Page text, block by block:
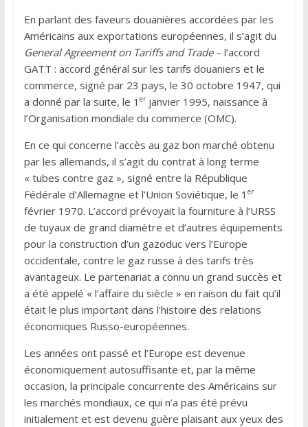
En parlant des faveurs douanières accordées par les
Américains aux exportations européennes, il s’agit du
General Agreement on Tariffs and Trade– l’accord
GATT : accord général sur les tarifs douaniers et le
commerce, signé par 23 pays, le 30 octobre 1947, qui
a donné par la suite, le 1 erjanvier 1995, naissance à
l’Organisation mondiale du commerce (OMC).
En ce qui concerne l’accès au gaz bon marché obtenu
par les allemands, il s’agit du contrat à long terme
« tubes contre gaz », signé entre la République
Fédérale d’Allemagne et l’Union Soviétique, le 1 er
février 1970. L’accord prévoyait la fourniture à l’URSS
de tuyaux de grand diamètre et d’autres équipements
pour la construction d’un gazoduc vers l’Europe
occidentale, contre le gaz russe à des tarifs très
avantageux. Le partenariat a connu un grand succès et
a été appelé « l’affaire du siècle » en raison du fait qu’il
était le plus important dans l’histoire des relations
économiques Russo-européennes.
Les années ont passé et l’Europe est devenue
économiquement autosuffisante et, par la même
occasion, la principale concurrente des Américains sur
les marchés mondiaux, ce qui n’a pas été prévu
initialement et est devenu guère plaisant aux yeux des